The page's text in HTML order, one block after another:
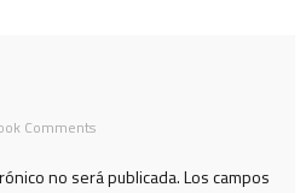
Comments
no será publicada.Los campos